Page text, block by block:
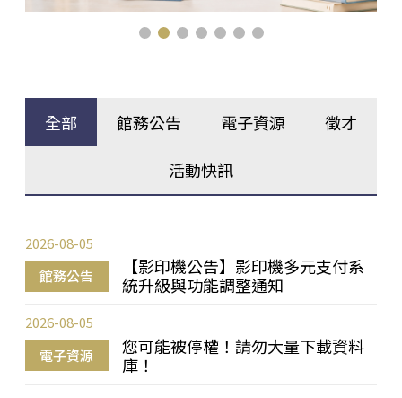
全部 館務公告 電子資源 徵才
活動快訊
館務公告
【影印機公告】影印機多元支付系
統升級與功能調整通知
2026-08-05
電子資源
您可能被停權！請勿大量下載資料
庫！
2026-08-05